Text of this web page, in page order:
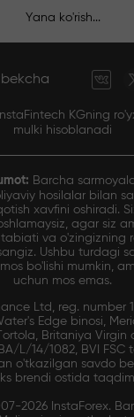
Yana ko'rish...
InstaFintech KGning
mulki hisoblanadi
Barcha
hosilalar bilan
xavfini oshiradi.
agar siz
va o'zingizning
Ushbu turdagi
bo'lishi mumkin,
uchun mos emas.
Ltd, reg. number
Edge binosi,
Britaniya Virgin
L/14/1082, BVI
o'tkazilgan savdo
brendi ostida
2026 InstaForex.